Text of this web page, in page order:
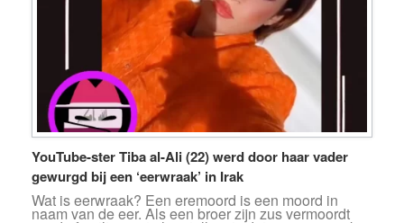
YouTube-ster Tiba al-Ali (22) werd door haar vader
gewurgd bij een ‘eerwraak’ in Irak
Wat is eerwraak? Een eremoord is een moord in
naam van de eer. Als een broer zijn zus vermoordt